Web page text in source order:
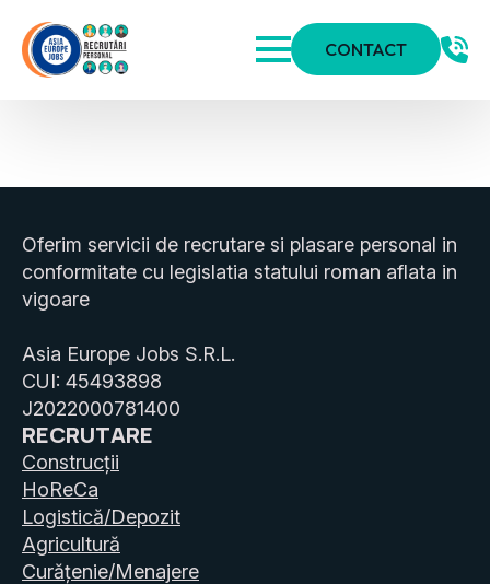
CONTACT
Oferim servicii de recrutare si plasare personal in
conformitate cu legislatia statului roman aflata in
vigoare
Asia Europe Jobs S.R.L.
CUI: 45493898
J2022000781400
RECRUTARE
Construcții
HoReCa
Logistică/Depozit
Agricultură
Curățenie/Menajere